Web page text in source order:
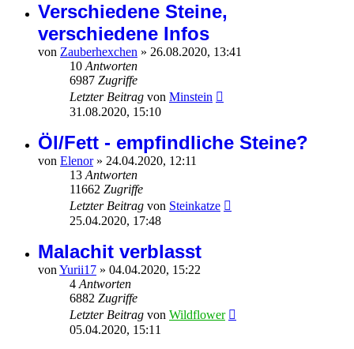
Verschiedene Steine,
verschiedene Infos
von Zauberhexchen » 26.08.2020, 13:41
10 Antworten
6987 Zugriffe
Letzter Beitrag von Minstein
31.08.2020, 15:10
Öl/Fett - empfindliche Steine?
von Elenor» 24.04.2020, 12:11
13 Antworten
11662 Zugriffe
Letzter Beitrag von Steinkatze
25.04.2020, 17:48
Malachit verblasst
von Yurii17 » 04.04.2020, 15:22
4 Antworten
6882 Zugriffe
Letzter Beitrag von Wildflower
05.04.2020, 15:11